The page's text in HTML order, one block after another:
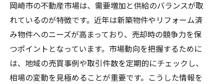
岡崎市の不動産市場は、需要増加と供給のバランスが取
れているのが特徴です。近年は新築物件やリフォーム済
み物件へのニーズが高まっており、売却時の競争力を保
つポイントとなっています。市場動向を把握するために
は、地域の売買事例や取引件数を定期的にチェックし、
相場の変動を見極めることが重要です。こうした情報を